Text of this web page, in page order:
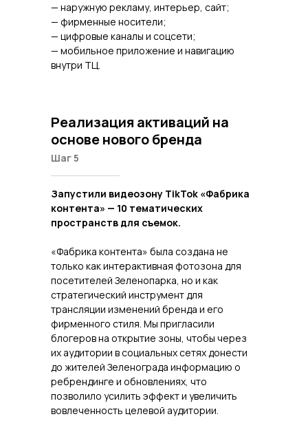
— наружную рекламу, интерьер, сайт;
— фирменные носители;
— цифровые каналы и соцсети;
— мобильное приложение и навигацию
внутри ТЦ.
Реализация активаций на
основе нового бренда
Шаг 5
Запустили видеозону TikTok «Фабрика
контента» — 10 тематических
пространств для съемок.
«Фабрика контента» была создана не
только как интерактивная фотозона для
посетителей Зеленопарка, но и как
стратегический инструмент для
трансляции изменений бренда и его
фирменного стиля. Мы пригласили
блогеров на открытие зоны, чтобы через
их аудитории в социальных сетях донести
до жителей Зеленограда информацию о
ребрендинге и обновлениях, что
позволило усилить эффект и увеличить
вовлеченность целевой аудитории.